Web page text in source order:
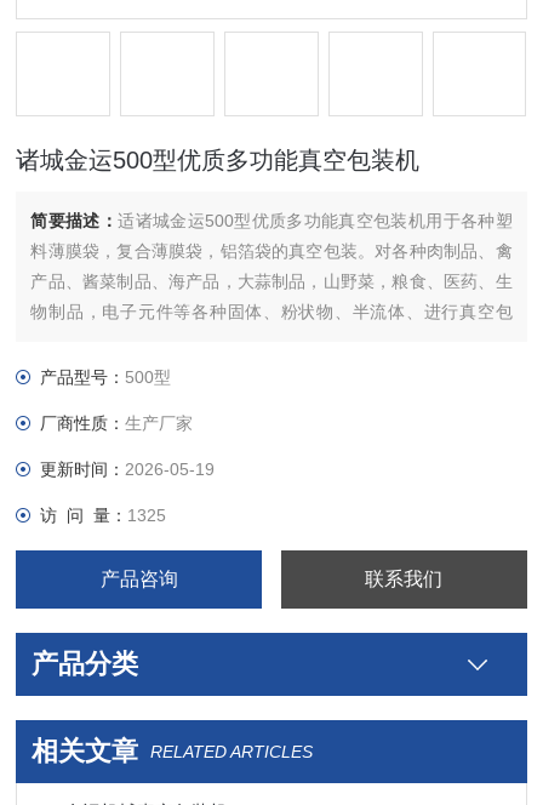
诸城金运500型优质多功能真空包装机
简要描述：适诸城金运500型优质多功能真空包装机用于各种塑
料薄膜袋，复合薄膜袋，铝箔袋的真空包装。对各种肉制品、禽
产品、酱菜制品、海产品，大蒜制品，山野菜，粮食、医药、生
物制品，电子元件等各种固体、粉状物、半流体、进行真空包
产品型号： 500型
厂商性质：生产厂家
更新时间： 2026-05-19
访 问 量： 1325
产品咨询 联系我们
产品分类
相关文章 RELATED ARTICLES